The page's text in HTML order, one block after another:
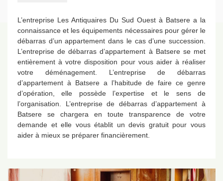
L’entreprise Les Antiquaires Du Sud Ouest à Batsere a la
connaissance et les équipements nécessaires pour gérer le
débarras d’un appartement dans le cas d’une succession.
L’entreprise de débarras d’appartement à Batsere se met
entièrement à votre disposition pour vous aider à réaliser
votre déménagement. L’entreprise de débarras
d’appartement à Batsere a l’habitude de faire ce genre
d’opération, elle possède l’expertise et le sens de
l’organisation. L’entreprise de débarras d’appartement à
Batsere se chargera en toute transparence de votre
demande et elle vous établit un devis gratuit pour vous
aider à mieux se préparer financièrement.